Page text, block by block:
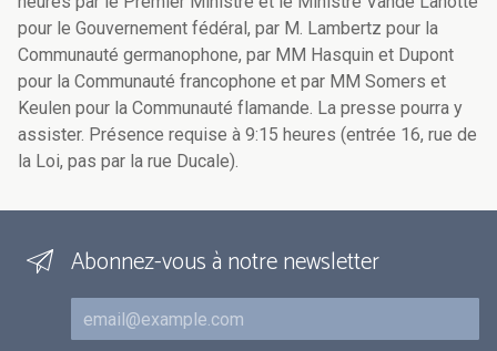
pour le Gouvernement fédéral, par M. Lambertz pour la
Communauté germanophone, par MM Hasquin et Dupont
pour la Communauté francophone et par MM Somers et
Keulen pour la Communauté flamande. La presse pourra y
assister. Présence requise à 9:15 heures (entrée 16, rue de
la Loi, pas par la rue Ducale).
Abonnez-vous à notre newsletter
Courriel